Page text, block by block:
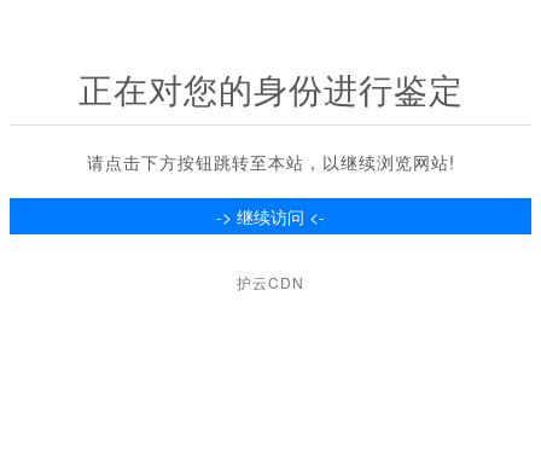
正在对您的身份进行鉴定
请点击下方按钮跳转至本站，以继续浏览网站!
护云CDN